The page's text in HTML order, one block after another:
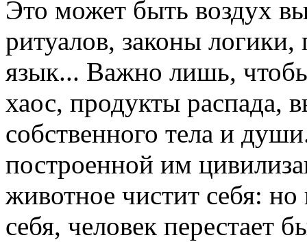
Это может быть воздух
ритуалов, законы логики,
язык... Важно лишь,
хаос, продукты распада,
собственного тела и
построенной им
животное чистит себя:
себя, человек перестает